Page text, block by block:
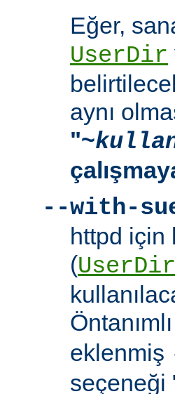
Eğer,
UserDir
aynı
"~
--with-
httpd için
(UserDir
eklenmiş
seçeneği